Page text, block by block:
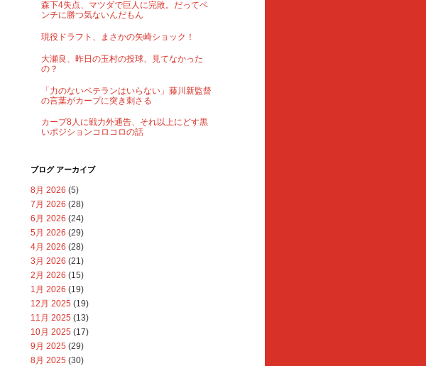
森下4失点、マツダで巨人に完敗。だってベ
ンチに勝つ気ないんだもん
現役ドラフト、まさかの矢崎ショック！
大瀬良、昨日の玉村の投球、見てなかった
の？
「力のないベテランはいらない」藤川新監督
の言葉がカープに突き刺さる
カープ8人に戦力外通告、それ以上にどす黒
いポジションコロコロの話
ブログ アーカイブ
8月 2026 (5)
7月 2026 (28)
6月 2026 (24)
5月 2026 (29)
4月 2026 (28)
3月 2026 (21)
2月 2026 (15)
1月 2026 (19)
12月 2025 (19)
11月 2025 (13)
10月 2025 (17)
9月 2025 (29)
8月 2025 (30)